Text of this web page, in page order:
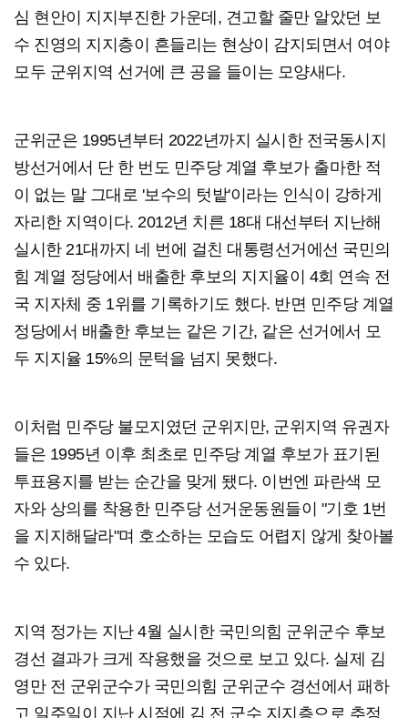
심 현안이 지지부진한 가운데, 견고할 줄만 알았던 보
수 진영의 지지층이 흔들리는 현상이 감지되면서 여야
모두 군위지역 선거에 큰 공을 들이는 모양새다.
군위군은 1995년부터 2022년까지 실시한 전국동시지
방선거에서 단 한 번도 민주당 계열 후보가 출마한 적
이 없는 말 그대로 '보수의 텃밭'이라는 인식이 강하게
자리한 지역이다. 2012년 치른 18대 대선부터 지난해
실시한 21대까지 네 번에 걸친 대통령선거에선 국민의
힘 계열 정당에서 배출한 후보의 지지율이 4회 연속 전
국 지자체 중 1위를 기록하기도 했다. 반면 민주당 계열
정당에서 배출한 후보는 같은 기간, 같은 선거에서 모
두 지지율 15%의 문턱을 넘지 못했다.
이처럼 민주당 불모지였던 군위지만, 군위지역 유권자
들은 1995년 이후 최초로 민주당 계열 후보가 표기된
투표용지를 받는 순간을 맞게 됐다. 이번엔 파란색 모
자와 상의를 착용한 민주당 선거운동원들이 "기호 1번
을 지지해달라"며 호소하는 모습도 어렵지 않게 찾아볼
수 있다.
지역 정가는 지난 4월 실시한 국민의힘 군위군수 후보
경선 결과가 크게 작용했을 것으로 보고 있다. 실제 김
영만 전 군위군수가 국민의힘 군위군수 경선에서 패하
고 일주일이 지난 시점에 김 전 군수 지지층으로 추정